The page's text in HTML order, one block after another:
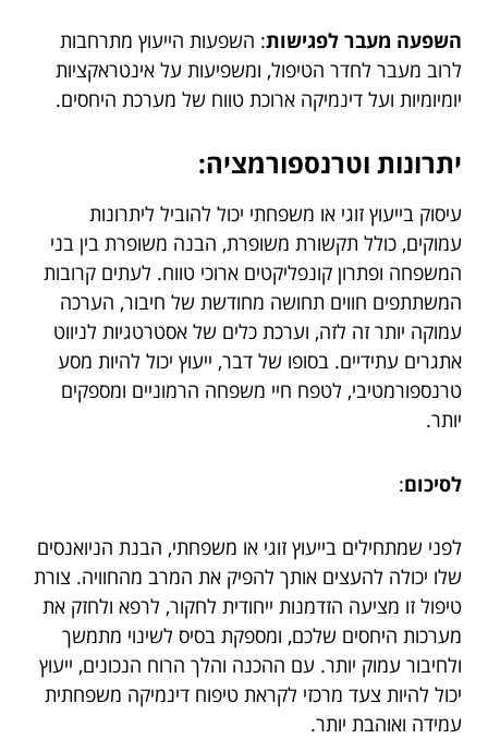
השפעה מעבר לפגישות: השפעות הייעוץ מתרחבות
לרוב מעבר לחדר הטיפול, ומשפיעות על אינטראקציות
יומיומיות ועל דינמיקה ארוכת טווח של מערכת היחסים.
יתרונות וטרנספורמציה:
עיסוק בייעוץ זוגי או משפחתי יכול להוביל ליתרונות
עמוקים, כולל תקשורת משופרת, הבנה משופרת בין בני
המשפחה ופתרון קונפליקטים ארוכי טווח. לעתים קרובות
המשתתפים חווים תחושה מחודשת של חיבור, הערכה
עמוקה יותר זה לזה, וערכת כלים של אסטרטגיות לניווט
אתגרים עתידיים. בסופו של דבר, ייעוץ יכול להיות מסע
טרנספורמטיבי, לטפח חיי משפחה הרמוניים ומספקים
יותר.
לסיכום:
לפני שמתחילים בייעוץ זוגי או משפחתי, הבנת הניואנסים
שלו יכולה להעצים אותך להפיק את המרב מהחוויה. צורת
טיפול זו מציעה הזדמנות ייחודית לחקור, לרפא ולחזק את
מערכות היחסים שלכם, ומספקת בסיס לשינוי מתמשך
ולחיבור עמוק יותר. עם ההכנה והלך הרוח הנכונים, ייעוץ
יכול להיות צעד מרכזי לקראת טיפוח דינמיקה משפחתית
עמידה ואוהבת יותר.